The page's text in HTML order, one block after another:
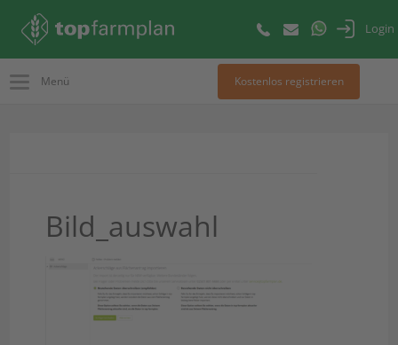
Login
Menü Kostenlos registrieren
Bild_auswahl